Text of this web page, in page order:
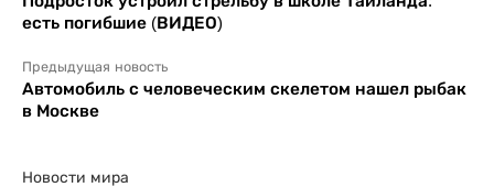
есть погибшие (ВИДЕО)
Предыдущая новость
Автомобиль с человеческим скелетом нашел рыбак
в Москве
Новости мира